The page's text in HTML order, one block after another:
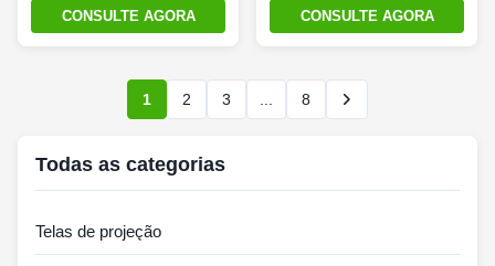
cinema da casa
CONSULTE AGORA
luminosidade 6500
Lumen Video Laser
CONSULTE AGORA
1 2 3 8
Todas as categorias
Telas de projeção